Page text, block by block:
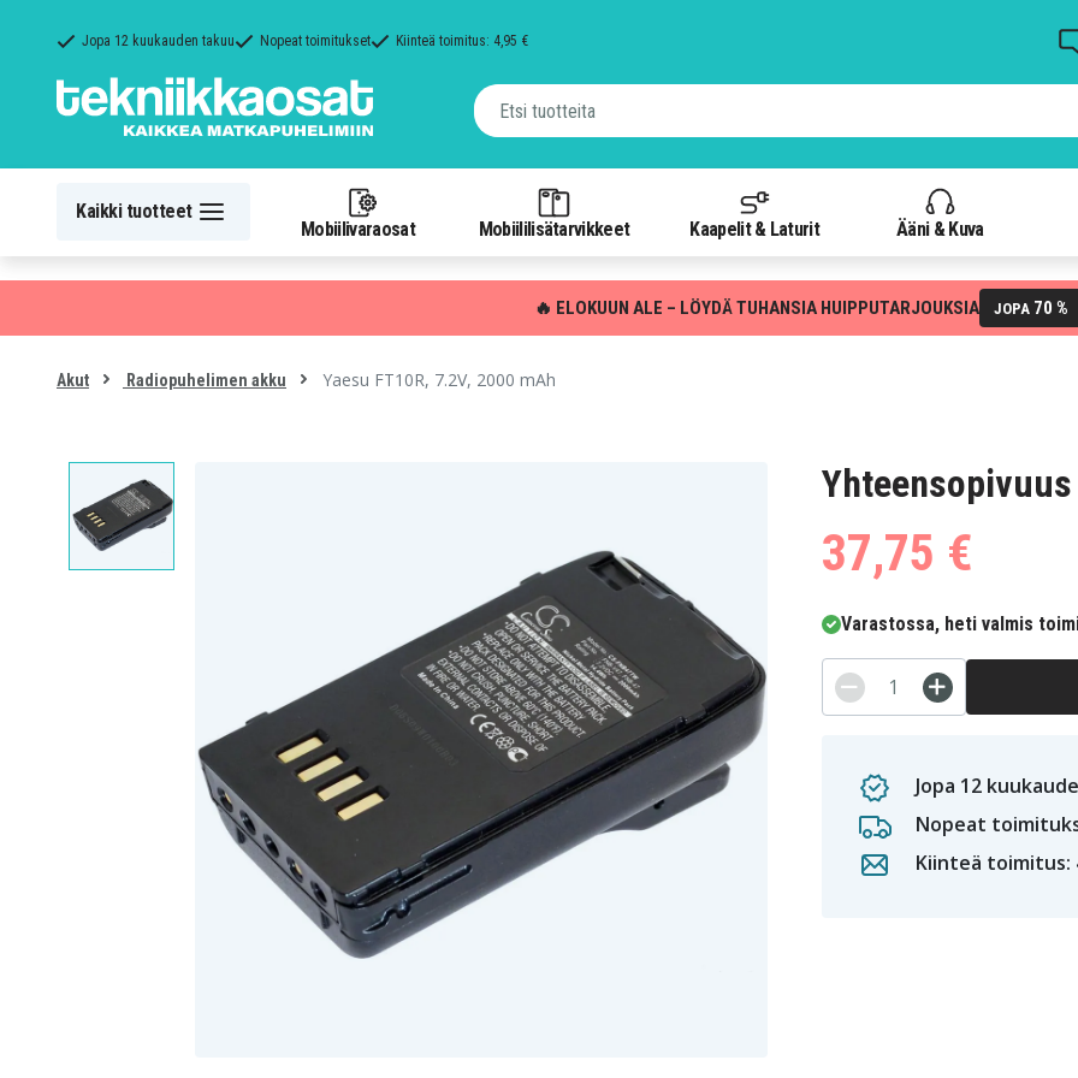
Jopa 12 kuukauden takuu Nopeat toimitukset Kiinteä toimitus: 4,95 €
Kaikki tuotteet
Mobiilivaraosat Mobiililisätarvikkeet Kaapelit & Laturit Ääni & Kuva
🔥 ELOKUUN ALE – LÖYDÄ TUHANSIA HUIPPUTARJOUKSIA JOPA 70 %
Akut Radiopuhelimen akku Yaesu FT10R, 7.2V, 2000 mAh
Yhteensopivuus
37,75 €
Varastossa, heti valmis
Jopa 12
Nopeat
Kiinteä toimitus: